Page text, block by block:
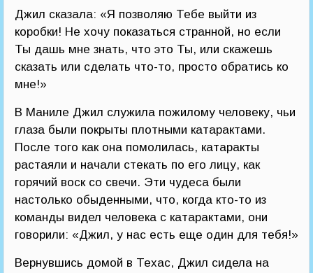
Джил сказала: «Я позволяю Тебе выйти из
коробки! Не хочу показаться странной, но если
Ты дашь мне знать, что это Ты, или скажешь
сказать или сделать что-то, просто обратись ко
мне!»
В Маниле Джил служила пожилому человеку, чьи
глаза были покрыты плотными катарактами.
После того как она помолилась, катаракты
растаяли и начали стекать по его лицу, как
горячий воск со свечи. Эти чудеса были
настолько обыденными, что, когда кто-то из
команды видел человека с катарактами, они
говорили: «Джил, у нас есть еще один для тебя!»
Вернувшись домой в Техас, Джил сидела на